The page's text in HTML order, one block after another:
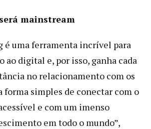
mainstream
é uma ferramenta incrível para
ao digital e, por isso, ganha cada
no relacionamento com os
forma simples de conectar com o
e com um imenso
em todo o mundo”,